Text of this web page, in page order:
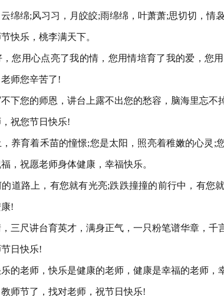
绵绵;风习习，月皎皎;雨绵绵，叶萧萧;思切切，情
快乐，桃李满天下。
，您用心点亮了我的情，您用情培育了我的爱，您
师您辛苦了!
下您的师恩，讲台上露不出您的愁容，脑海里忘
祝您节日快乐!
养育着禾苗的憧憬;您是太阳，照亮着稚嫩的心灵;
，祝愿老师身体健康，幸福快乐。
道路上，有您就有光亮;跌跌撞撞的前行中，有您
!
三尺讲台育英才，满身正气，一只粉笔谱华章，千
日快乐!
的老师，快乐是健康的老师，健康是幸福的老师
师节了，找对老师，祝节日快乐!